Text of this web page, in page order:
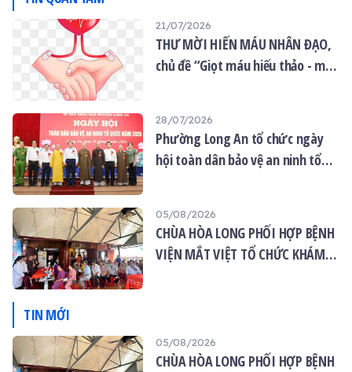
thiêng và cao quý. Hương
hoa, lễ phẩm được bày
biện tươm tất, tạo nên
21/07/2026
THƯ MỜI HIẾN MÁU NHÂN ĐẠO,
chủ đề “Giọt máu hiếu thảo - mùa
28/07/2026
Phường Long An tổ chức ngày
hội toàn dân bảo vệ an ninh tổ
05/08/2026
CHÙA HÒA LONG PHỐI HỢP BỆNH
VIỆN MẮT VIỆT TỔ CHỨC KHÁM
TIN MỚI
05/08/2026
CHÙA HÒA LONG PHỐI HỢP BỆNH